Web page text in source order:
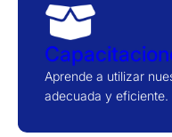
Aprende a utilizar
adecuada y eficiente.